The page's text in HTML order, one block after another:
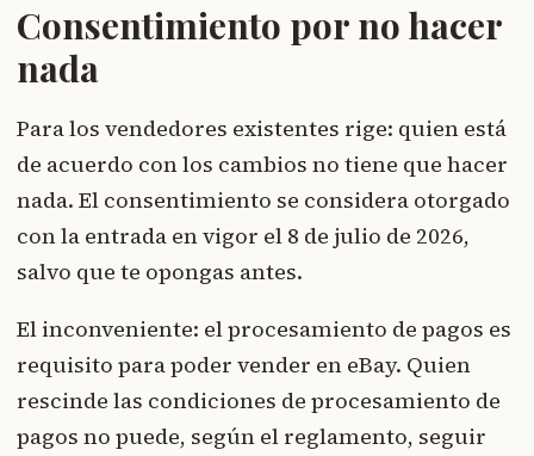
Consentimiento por no hacer
nada
Para los vendedores existentes rige: quien está
de acuerdo con los cambios no tiene que hacer
nada. El consentimiento se considera otorgado
con la entrada en vigor el 8 de julio de 2026,
salvo que te opongas antes.
El inconveniente: el procesamiento de pagos es
requisito para poder vender en eBay. Quien
rescinde las condiciones de procesamiento de
pagos no puede, según el reglamento, seguir